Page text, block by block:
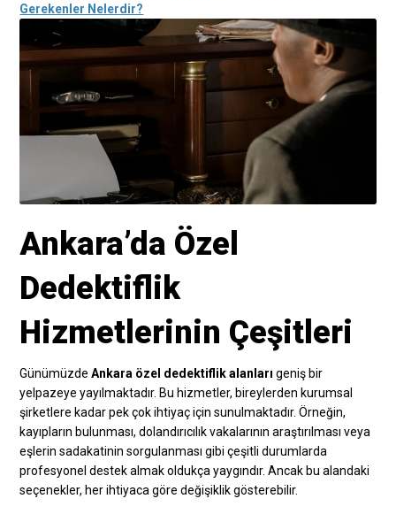
Gerekenler Nelerdir?
Ankara’da Özel
Dedektiflik
Hizmetlerinin Çeşitleri
GünümüzdeAnkara özel dedektiflik alanları geniş bir
yelpazeye yayılmaktadır. Bu hizmetler, bireylerden kurumsal
şirketlere kadar pek çok ihtiyaç için sunulmaktadır. Örneğin,
kayıpların bulunması, dolandırıcılık vakalarının araştırılması veya
eşlerin sadakatinin sorgulanması gibi çeşitli durumlarda
profesyonel destek almak oldukça yaygındır. Ancak bu alandaki
seçenekler, her ihtiyaca göre değişiklik gösterebilir.